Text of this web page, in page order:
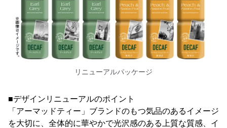
リニューアルパッケージ
■デザインリニューアルのポイント
「アーマッドティー」ブランドのもつ気品のあるイメージ
を大切に、全体的に華やかで光沢感のある上質な質感、イ